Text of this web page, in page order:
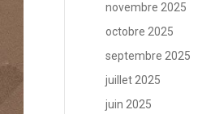
novembre 2025
octobre 2025
septembre 2025
juillet 2025
juin 2025